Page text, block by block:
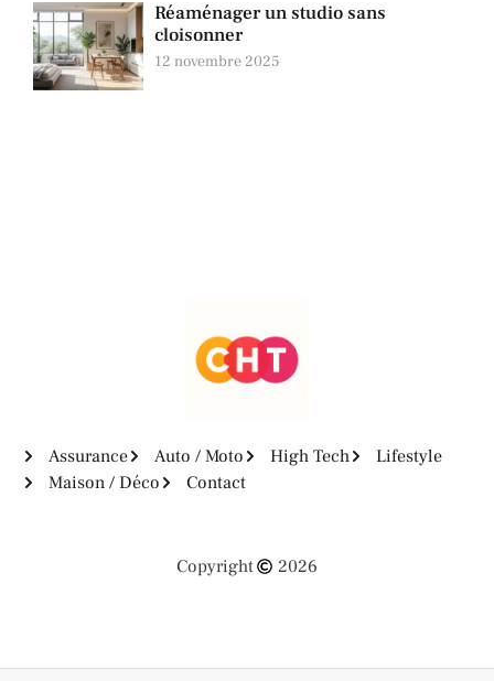
Réaménager un studio sans
cloisonner
12 novembre 2025
Assurance Auto / Moto High Tech
Lifestyle
Maison / Déco
Contact
Copyright 2026